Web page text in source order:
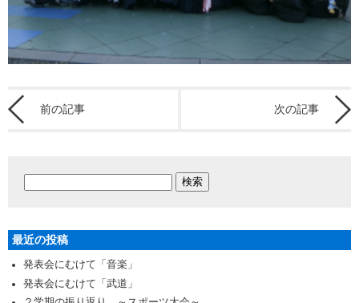
前の記事 次の記事
最近の投稿
発表会にむけて「音楽」
発表会にむけて「武道」